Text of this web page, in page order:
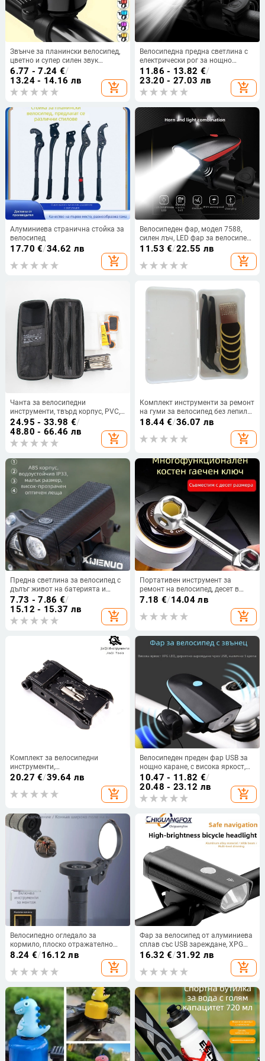
Звънче за планински велосипед,
цветно и супер силен звук
(Материал: Пластмаса; Марка:
Друга; Обработка: Не; Внос: Не)
6.77 - 7.24 €/
13.24 - 14.16 лв
add_shopping_cart
Велосипедна предна светлина с
електрически рог за нощно
каране — Hissuke,
персонализирано производство,
готова за частна марка
11.86 - 13.82 €/
23.20 - 27.03 лв
add_shopping_cart
Алуминиева странична стойка за
велосипед
17.70 €/34.62 лв
add_shopping_cart
Велосипеден фар, модел 7588,
силен лъч, LED фар за велосипед
и електрическо превозно
11.53 €/22.55 лв
add_shopping_cart
Чанта за велосипедни
инструменти, твърд корпус, PVC,
водоустойчива, WOLFBASE Toolkit
24.95 - 33.98 €/
48.80 - 66.46 лв
add_shopping_cart
Комплект инструменти за ремонт
на гуми за велосипед без лепило,
в бяла кутия — универсален за
18.44€/36.07 лв
add_shopping_cart
Предна светлина за велосипед с
дълъг живот на батерията и
висока яркост за нощно каране,
подходяща за планински и
градски велосипеди
7.73 - 7.86 €/
15.12 - 15.37 лв
add_shopping_cart
Портативен инструмент за
ремонт на велосипед, десет в
едно, стоманена конструкция и
вътрешни шестогранни гнезда
7.18 €/14.04 лв
add_shopping_cart
Комплект за велосипедни
инструменти,
многофункционален преносим
EDC инструмент (Материал:
неръждаема стомана; Категория:
20.27 €/39.64 лв
add_shopping_cart
Велосипеден преден фар USB за
нощно каране, с висока яркост,
модел 7588
10.47 - 11.82 €/
20.48 - 23.12 лв
add_shopping_cart
Велосипедно огледало за
кормило, плоско отражателно
огледало, PA материал, тегло 33
g, DRCKHROS, артикул 0932
8.24 €/16.12 лв
add_shopping_cart
Фар за велосипед от алуминиева
сплав със USB зареждане, XPG
LED с висока яркост, 1200 mAh,
монтаж с лента, за каране извън
пътя и в градски условия
16.32 €/31.92 лв
add_shopping_cart